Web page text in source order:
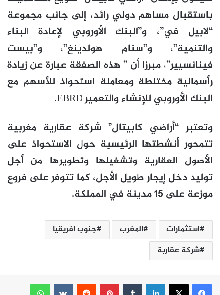
باستقبال مساهم دولي رائد، إلى جانب مجموعة
“لابيل في”، و”البنك الأوروبي لإعادة البناء
والتنمية”، و”سنام هولدينغ”، و”بيست
فينانسيير”، مبرزا أن ” هذه الصفقة عبارة عن زيادة
رأسمالية مختلطة ومعاملة استحواذ للأسهم مع
البنك الأوروبي للإنشاء والتعمير EBRD.
وتعتبر “أراضي كابيتال” شركة عقارية مغربية
تتمحور أنشطتها الرئيسية حول الاستحواذ على
الأصول العقارية وتشغيلها وتطويرها من أجل
توليد دخل إيجار طويل الأجل، كما تتوفر على فروع
موزعة على 15 مدينة في المملكة.
استثمارات المغرب
جنوب افريقيا
شركة عقاربة
لينكدإن بينتيريست
واتساب